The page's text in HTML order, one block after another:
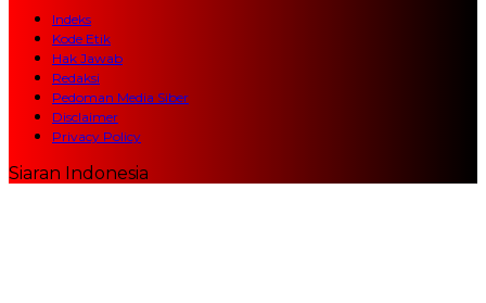
Indeks
Kode Etik
Hak Jawab
Redaksi
Pedoman Media Siber
Disclaimer
Privacy Policy
Siaran Indonesia